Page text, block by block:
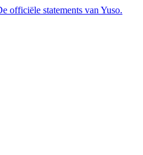
officiële statements van Yuso.